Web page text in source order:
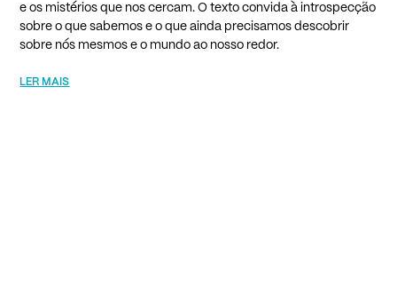
e os mistérios que nos cercam. O texto convida à introspecção
sobre o que sabemos e o que ainda precisamos descobrir
sobre nós mesmos e o mundo ao nosso redor.
LER MAIS